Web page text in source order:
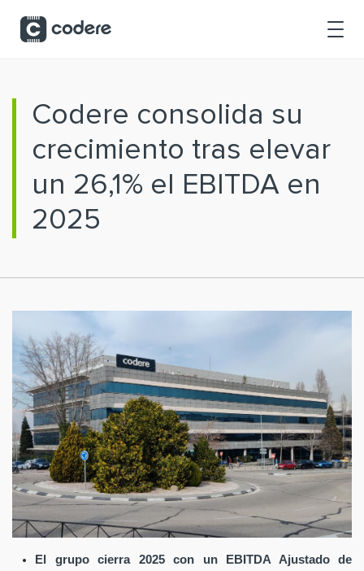
Codere consolida su
crecimiento tras elevar
un 26,1% el EBITDA en
2025
El grupo cierra 2025 con un EBITDA Ajustado de